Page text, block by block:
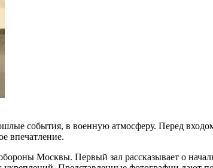
события, в военную атмосферу. Перед
впечатление.
Москвы. Первый зал рассказывает о